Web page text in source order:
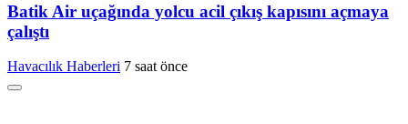
Batik Air uçağında yolcu acil çıkış kapısını açmaya
çalıştı
Havacılık Haberleri 7 saat önce